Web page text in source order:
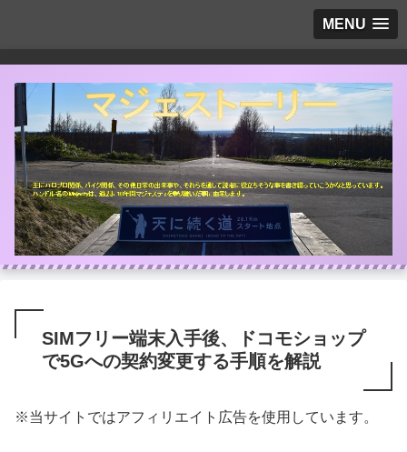
MENU
SIMフリー端末入手後、ドコモショップ
で5Gへの契約変更する手順を解説
※当サイトではアフィリエイト広告を使用しています。